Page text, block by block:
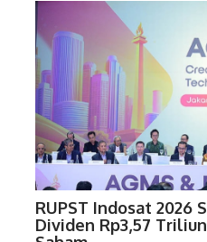
RUPST Indosat 2026
Dividen Rp3,57